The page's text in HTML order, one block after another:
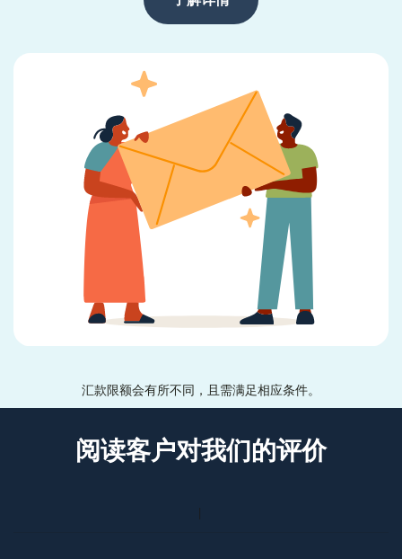
汇款限额会有所不同，且需满足相应条件。
阅读客户对我们的评价